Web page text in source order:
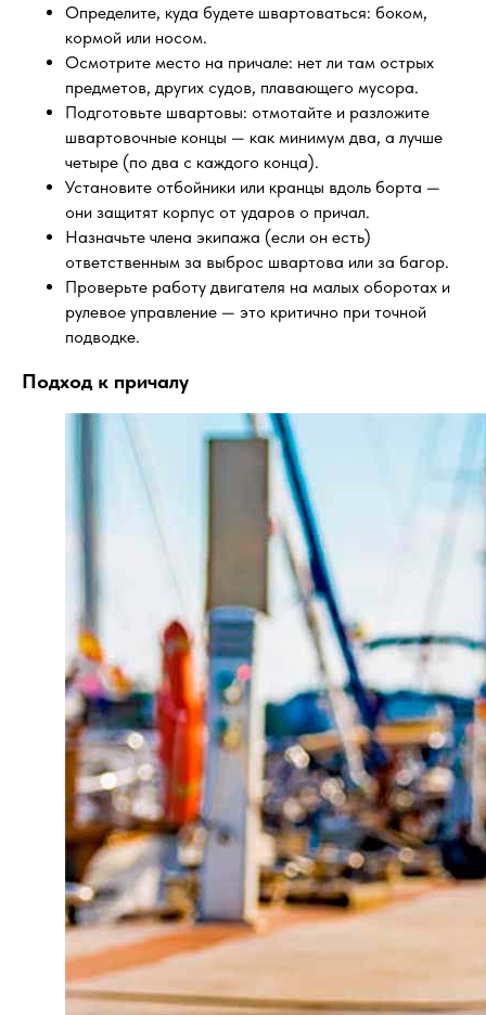
Определите, куда будете швартоваться: боком,
кормой или носом.
Осмотрите место на причале: нет ли там острых
предметов, других судов, плавающего мусора.
Подготовьте швартовы: отмотайте и разложите
швартовочные концы — как минимум два, а лучше
четыре (по два с каждого конца).
Установите отбойники или кранцы вдоль борта —
они защитят корпус от ударов о причал.
Назначьте члена экипажа (если он есть)
ответственным за выброс швартова или за багор.
Проверьте работу двигателя на малых оборотах и
рулевое управление — это критично при точной
подводке.
Подход к причалу